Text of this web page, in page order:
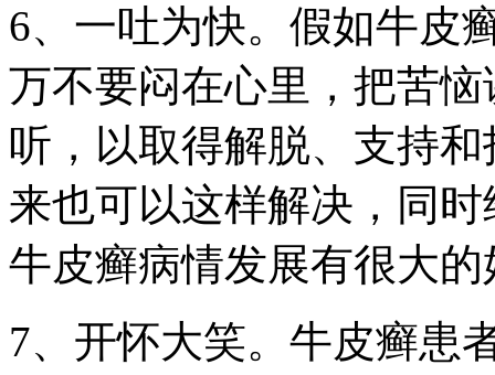
6、一吐为快。假如牛皮
万不要闷在心里，把苦
听，以取得解脱、支持
来也可以这样解决，同
牛皮癣病情发展有很大的
7、开怀大笑。牛皮癣患